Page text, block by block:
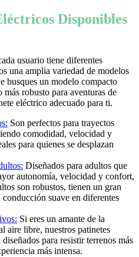
Disponibles
usuario tiene diferentes
una amplia variedad de modelos
busques un modelo compacto
robusto para aventuras de
eléctrico adecuado para ti.
Son perfectos para trayectos
comodidad, velocidad y
para quienes se desplazan
Diseñados para adultos que
autonomía, velocidad y confort,
son robustos, tienen un gran
suave en diferentes
Si eres un amante de la
aire libre, nuestros patinetes
para resistir terrenos más
más intensa.